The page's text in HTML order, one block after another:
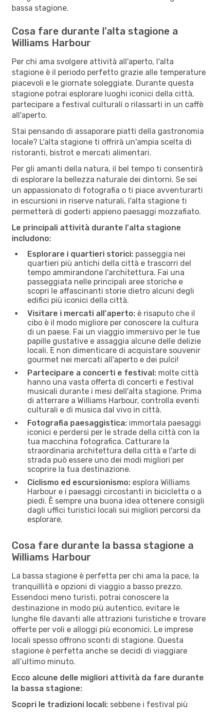
bassa stagione.
Cosa fare durante l'alta stagione a
Williams Harbour
Per chi ama svolgere attività all'aperto, l'alta
stagione è il periodo perfetto grazie alle temperature
piacevoli e le giornate soleggiate. Durante questa
stagione potrai esplorare luoghi iconici della città,
partecipare a festival culturali o rilassarti in un caffè
all'aperto.
Stai pensando di assaporare piatti della gastronomia
locale? L'alta stagione ti offrirà un'ampia scelta di
ristoranti, bistrot e mercati alimentari.
Per gli amanti della natura, il bel tempo ti consentirà
di esplorare la bellezza naturale dei dintorni. Se sei
un appassionato di fotografia o ti piace avventurarti
in escursioni in riserve naturali, l'alta stagione ti
permetterà di goderti appieno paesaggi mozzafiato.
Le principali attività durante l'alta stagione
includono:
Esplorare i quartieri storici: passeggia nei
quartieri più antichi della città e trascorri del
tempo ammirandone l'architettura. Fai una
passeggiata nelle principali aree storiche e
scopri le affascinanti storie dietro alcuni degli
edifici più iconici della città.
Visitare i mercati all'aperto: è risaputo che il
cibo è il modo migliore per conoscere la cultura
di un paese. Fai un viaggio immersivo per le tue
papille gustative e assaggia alcune delle delizie
locali. E non dimenticare di acquistare souvenir
gourmet nei mercati all'aperto e dei pulci!
Partecipare a concerti e festival: molte città
hanno una vasta offerta di concerti e festival
musicali durante i mesi dell'alta stagione. Prima
di atterrare a Williams Harbour, controlla eventi
culturali e di musica dal vivo in città.
Fotografia paesaggistica: immortala paesaggi
iconici e perdersi per le strade della città con la
tua macchina fotografica. Catturare la
straordinaria architettura della città e l'arte di
strada può essere uno dei modi migliori per
scoprire la tua destinazione.
Ciclismo ed escursionismo: esplora Williams
Harbour e i paesaggi circostanti in bicicletta o a
piedi. È sempre una buona idea ottenere consigli
dagli uffici turistici locali sui migliori percorsi da
esplorare.
Cosa fare durante la bassa stagione a
Williams Harbour
La bassa stagione è perfetta per chi ama la pace, la
tranquillità e opzioni di viaggio a basso prezzo.
Essendoci meno turisti, potrai conoscere la
destinazione in modo più autentico, evitare le
lunghe file davanti alle attrazioni turistiche e trovare
offerte per voli e alloggi più economici. Le imprese
locali spesso offrono sconti di stagione. Questa
stagione è perfetta anche se decidi di viaggiare
all’ultimo minuto.
Ecco alcune delle migliori attività da fare durante
la bassa stagione:
Scopri le tradizioni locali: sebbene i festival più